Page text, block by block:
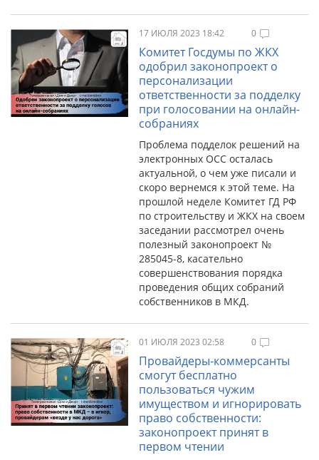
17 ИЮЛЯ 2023 18:42 0
Комитет Госдумы по ЖКХ
одобрил законопроект о
персонализации
ответственности за подделку
при голосовании на онлайн-
собраниях
Проблема подделок решений на
электронных ОСС осталась
актуальной, о чем уже писали и
скоро вернемся к этой теме. На
прошлой неделе Комитет ГД РФ
по строительству и ЖКХ на своем
заседании рассмотрел очень
полезный законопроект №
285045-8, касательно
совершенствования порядка
проведения общих собраний
собственников в МКД.
01 ИЮЛЯ 2023 02:58 0
Провайдеры-коммерсанты
смогут бесплатно
пользоваться чужим
имуществом и игнорировать
право собственности:
законопроект принят в
первом чтении